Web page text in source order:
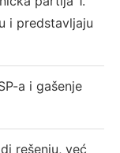
i predstavljaju
a i gašenje
rešenju, već